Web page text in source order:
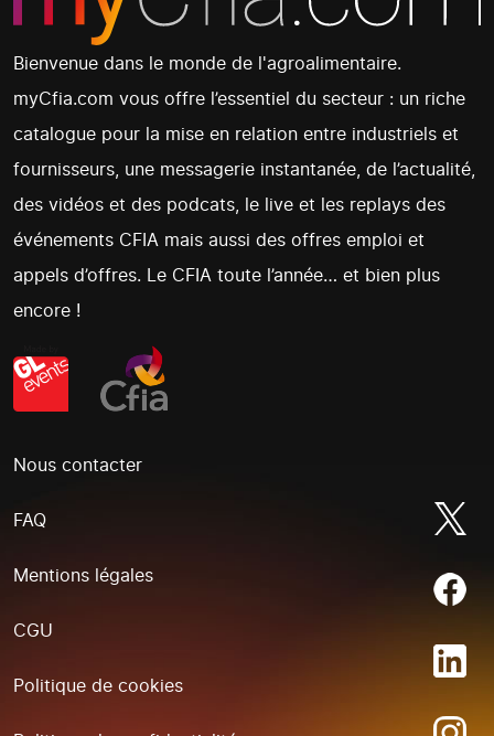
Bienvenue dans le monde de l'agroalimentaire.
myCfia.com vous offre l’essentiel du secteur : un riche
catalogue pour la mise en relation entre industriels et
fournisseurs, une messagerie instantanée, de l’actualité,
des vidéos et des podcats, le live et les replays des
événements CFIA mais aussi des offres emploi et
appels d’offres. Le CFIA toute l’année… et bien plus
encore !
Nous contacter
FAQ
Mentions légales
CGU
Politique de cookies